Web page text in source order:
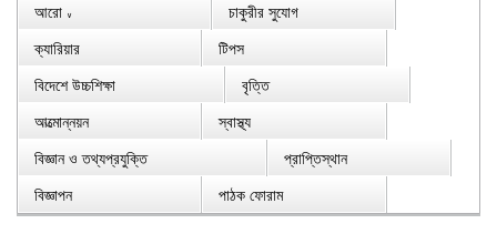
আরো ∨
চাকুরীর সুযোগ
ক্যারিয়ার
টিপস
বিদেশে উচ্চশিক্ষা
বৃত্তি
আত্মোন্নয়ন
স্বাস্থ্য
বিজ্ঞান ও তথ্যপ্রযুক্তি
প্রাপ্তিস্থান
বিজ্ঞাপন
পাঠক ফোরাম